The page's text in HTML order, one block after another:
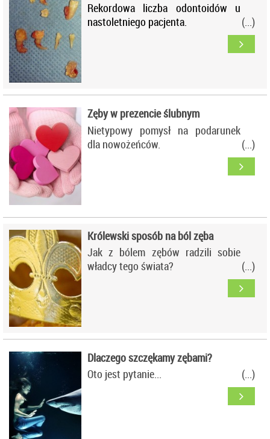
Rekordowa liczba odontoidów u
nastoletniego pacjenta.
Zęby w prezencie ślubnym
Nietypowy pomysł na podarunek
dla nowożeńców.
Królewski sposób na ból zęba
Jak z bólem zębów radzili sobie
władcy tego świata?
Dlaczego szczękamy zębami?
Oto jest pytanie...